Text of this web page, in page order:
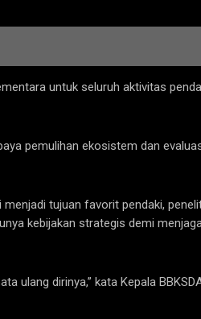
untuk seluruh aktivitas
pemulihan ekosistem dan
tujuan favorit pendaki,
kebijakan strategis demi
ulang dirinya,” kata Kepala